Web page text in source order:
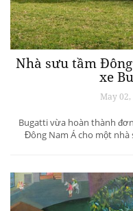
Nhà sưu tầm
xe
May
Bugatti vừa hoàn thành
Đông Nam Á cho một